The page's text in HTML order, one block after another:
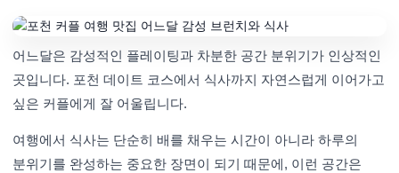
어느달은 감성적인 플레이팅과 차분한 공간 분위기가 인상적인
곳입니다. 포천 데이트 코스에서 식사까지 자연스럽게 이어가고
싶은 커플에게 잘 어울립니다.
여행에서 식사는 단순히 배를 채우는 시간이 아니라 하루의
분위기를 완성하는 중요한 장면이 되기 때문에, 이런 공간은